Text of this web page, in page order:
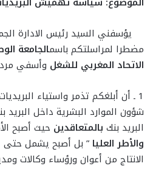
يؤسفني السيد رئيس الادارة
مضطرا لمراسلتكم باسمالجامعة
الاتحاد المغربي للشغل وأسفي
1 ـ أن أبلغكم تذمر واستياء
شؤون الموارد البشرية داخل
البريد بنك بالمتعاقدين حيث أصبح
والأطر العليا ” بل أصبح يشمل حتى
الانتاج من أعوان ورؤساء وكالات